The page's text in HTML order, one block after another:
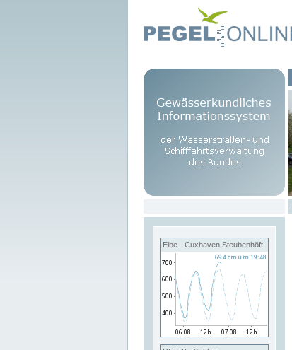
Elbe - Cuxhaven Steubenhöft